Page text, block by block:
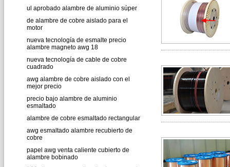
ul aprobado alambre de aluminio súper
de alambre de cobre aislado para el
motor
nueva tecnología de esmalte precio
alambre magneto awg 18
nueva tecnología de cable de cobre
cuadrado
awg alambre de cobre aislado con el
mejor precio
precio bajo alambre de aluminio
esmaltado
alambre de cobre esmaltado rectangular
awg esmaltado alambre recubierto de
cobre
papel awg venta caliente cubierto de
alambre bobinado